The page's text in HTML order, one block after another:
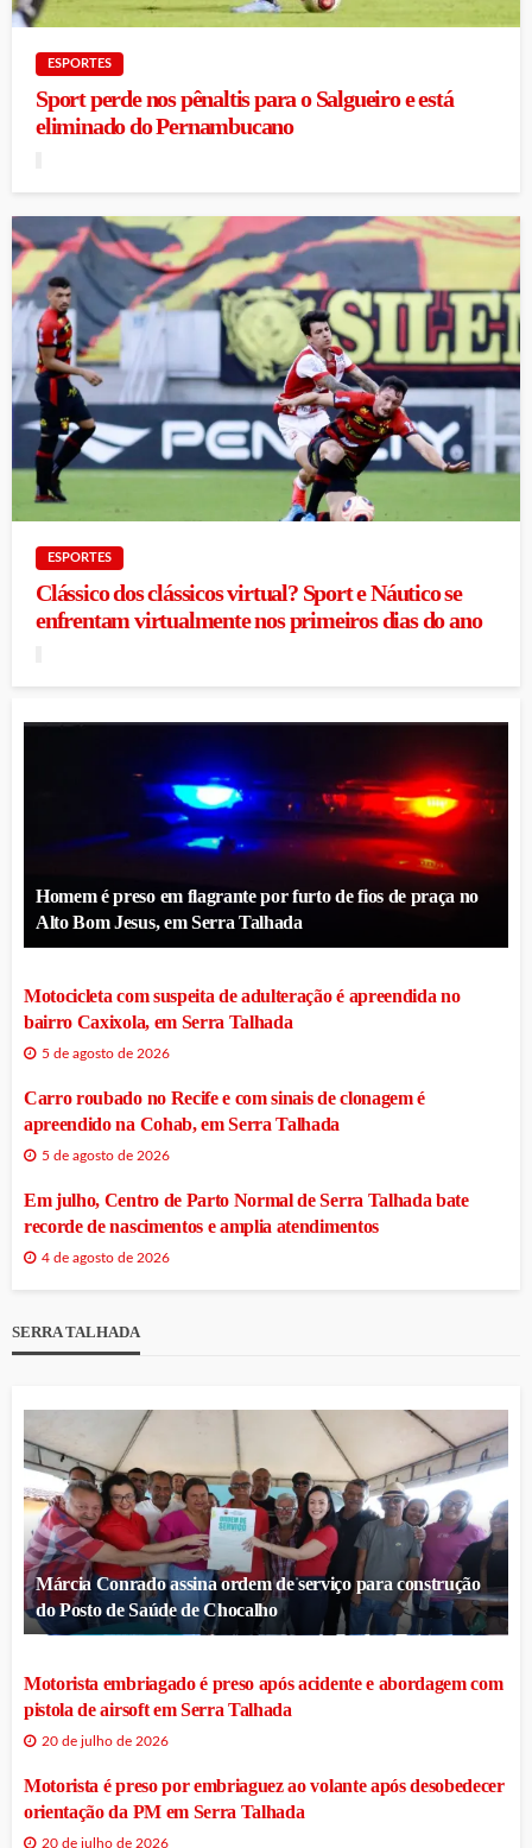
ESPORTES
Sport perde nos pênaltis para o Salgueiro e está
eliminado do Pernambucano
ESPORTES
Clássico dos clássicos virtual? Sport e Náutico se
enfrentam virtualmente nos primeiros dias do ano
Homem é preso em flagrante por furto de fios de praça no
Alto Bom Jesus, em Serra Talhada
Motocicleta com suspeita de adulteração é apreendida no
bairro Caxixola, em Serra Talhada
5 de agosto de 2026
Carro roubado no Recife e com sinais de clonagem é
apreendido na Cohab, em Serra Talhada
5 de agosto de 2026
Em julho, Centro de Parto Normal de Serra Talhada bate
recorde de nascimentos e amplia atendimentos
4 de agosto de 2026
SERRA TALHADA
Márcia Conrado assina ordem de serviço para construção
do Posto de Saúde de Chocalho
Motorista embriagado é preso após acidente e abordagem com
pistola de airsoft em Serra Talhada
20 de julho de 2026
Motorista é preso por embriaguez ao volante após desobedecer
orientação da PM em Serra Talhada
20 de julho de 2026